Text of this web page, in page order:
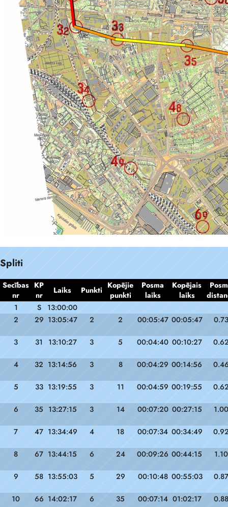
Spliti
Secības
nr
KP
nr
Laiks Punkti Kopējie
punkti
Posma
laiks
Kopējais
laiks
1
S
13:00:00
2
29 13:05:47 2 2 00:05:47 00:05:47 0.73
3 31 13:10:27 3 5 00:04:40 00:10:27
4 32 13:14:56 3 8 00:04:29 00:14:56
5 33 13:19:55 3 11 00:04:59 00:19:55
6 35 13:27:15 3 14 00:07:20 00:27:15 1.00
7 47 13:34:49 4 18 00:07:34 00:34:49
8 67 13:44:15 6 24 00:09:26 00:44:15 1.10
9 58 13:55:03 5 29 00:10:48 00:55:03 0.87
10 66 14:02:17 6 35 00:07:14 01:02:17 0.88